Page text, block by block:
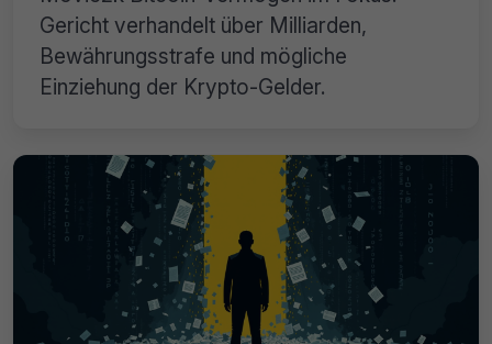
Gericht verhandelt über Milliarden,
Bewährungsstrafe und mögliche
Einziehung der Krypto-Gelder.